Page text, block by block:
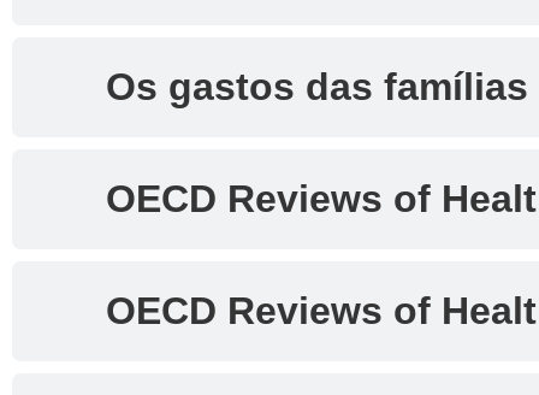
Os gastos das
OECD Reviews of
OECD Reviews of